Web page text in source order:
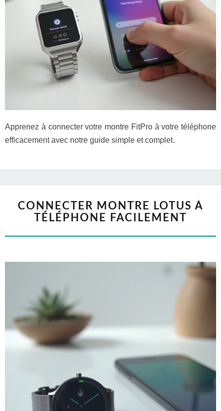
Apprenez à connecter votre montre FitPro à votre téléphone
efficacement avec notre guide simple et complet.
CONNECTER MONTRE LOTUS À
TÉLÉPHONE FACILEMENT